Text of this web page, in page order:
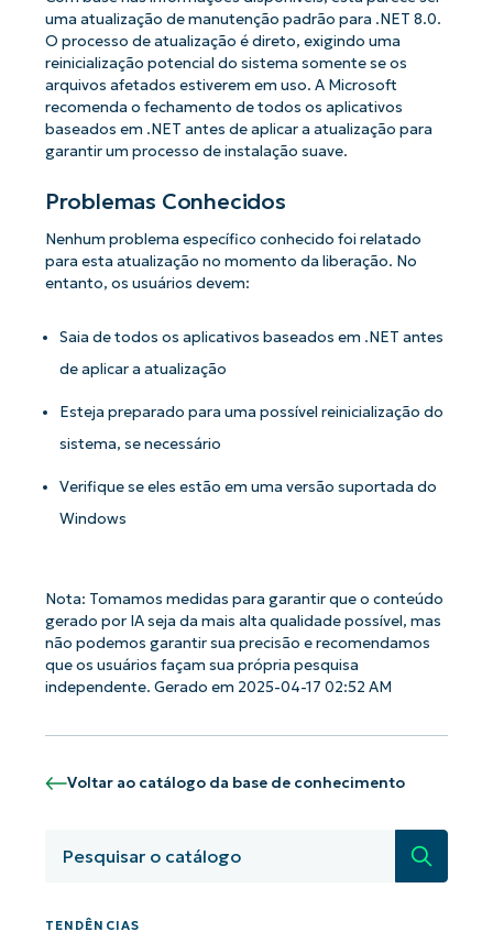
uma atualização de manutenção padrão para .NET 8.0.
O processo de atualização é direto, exigindo uma
reinicialização potencial do sistema somente se os
arquivos afetados estiverem em uso. A Microsoft
recomenda o fechamento de todos os aplicativos
baseados em .NET antes de aplicar a atualização para
garantir um processo de instalação suave.
Problemas Conhecidos
Nenhum problema específico conhecido foi relatado
para esta atualização no momento da liberação. No
entanto, os usuários devem:
Saia de todos os aplicativos baseados em .NET antes
de aplicar a atualização
Esteja preparado para uma possível reinicialização do
sistema, se necessário
Verifique se eles estão em uma versão suportada do
Windows
Nota: Tomamos medidas para garantir que o conteúdo
gerado por IA seja da mais alta qualidade possível, mas
não podemos garantir sua precisão e recomendamos
que os usuários façam sua própria pesquisa
independente. Gerado em 2025-04-17 02:52 AM
Voltar ao catálogo da base de conhecimento
TENDÊNCIAS
Comece a usar as análises de KB
orientadas por IA do NinjaOne!
and